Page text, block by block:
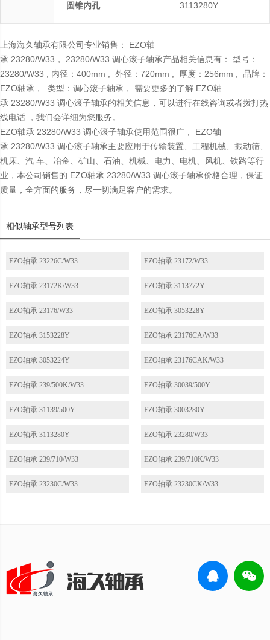
圆锥内孔 3113280Y
上海海久轴承有限公司专业销售： EZO轴
承 23280/W33， 23280/W33 调心滚子轴承产品相关信息有： 型号：
23280/W33 , 内径：400mm , 外径：720mm , 厚度：256mm , 品牌：
EZO轴承， 类型：调心滚子轴承， 需要更多的了解 EZO轴
承 23280/W33 调心滚子轴承的相关信息，可以进行在线咨询或者拨打热
线电话 ，我们会详细为您服务。
EZO轴承 23280/W33 调心滚子轴承使用范围很广， EZO轴
承 23280/W33 调心滚子轴承主要应用于传输装置、工程机械、振动筛、
机床、汽 车、冶金、矿山、石油、机械、电力、电机、风机、铁路等行
业，本公司销售的 EZO轴承 23280/W33 调心滚子轴承价格合理，保证
质量，全方面的服务，尽一切满足客户的需求。
相似轴承型号列表
EZO轴承 23226C/W33 EZO轴承 23172/W33
EZO轴承 23172K/W33 EZO轴承 3113772Y
EZO轴承 23176/W33 EZO轴承 3053228Y
EZO轴承 3153228Y EZO轴承 23176CA/W33
EZO轴承 3053224Y EZO轴承 23176CAK/W33
EZO轴承 239/500K/W33 EZO轴承 30039/500Y
EZO轴承 31139/500Y EZO轴承 3003280Y
EZO轴承 3113280Y EZO轴承 23280/W33
EZO轴承 239/710/W33 EZO轴承 239/710K/W33
EZO轴承 23230C/W33 EZO轴承 23230CK/W33